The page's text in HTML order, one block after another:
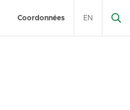
Coordonnées EN